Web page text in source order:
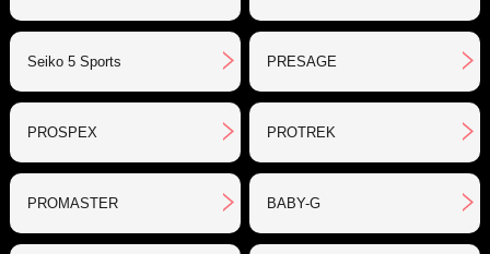
Seiko 5 Sports PRESAGE
PROSPEX PROTREK
PROMASTER BABY-G